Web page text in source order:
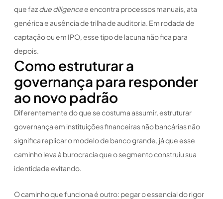
que fazdue diligencee encontra processos manuais, ata
genérica e ausência de trilha de auditoria. Em rodada de
captação ou em IPO, esse tipo de lacuna não fica para
depois.
Como estruturar a
governança para responder
ao novo padrão
Diferentemente do que se costuma assumir, estruturar
governança em instituições financeiras não bancárias não
significa replicar o modelo de banco grande, já que esse
caminho leva à burocracia que o segmento construiu sua
identidade evitando.
O caminho que funciona é outro: pegar o essencial do rigor